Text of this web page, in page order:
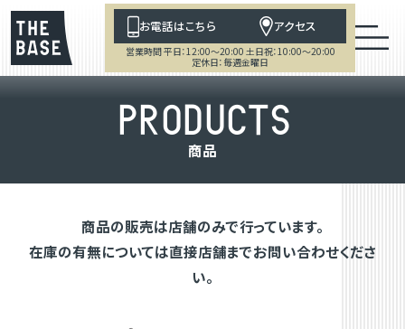
お電話はこちら アクセス
営業時間 平日：12:00～20:00 土日祝：10:00～20:00
定休日：毎週金曜日
PRODUCTS
商品
商品の販売は店舗のみで行っています。
在庫の有無については直接店舗までお問い合わせくださ
い。